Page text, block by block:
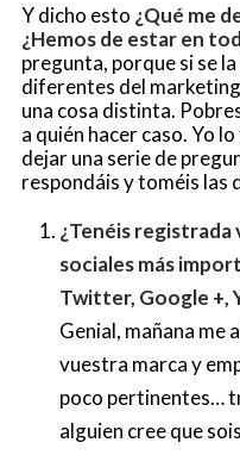
Y dicho esto ¿Qué me
¿Hemos de estar en
pregunta, porque si se
diferentes del
una cosa distinta.
a quién hacer caso. Yo
dejar una serie de
respondáis y toméis las
¿Tenéis registrada
sociales más
Twitter, Google +,
Genial, mañana me
vuestra marca y
poco pertinentes…
alguien cree que